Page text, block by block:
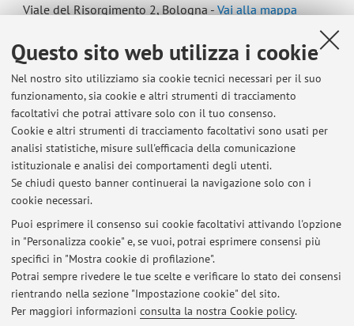
Questo sito web utilizza i cookie
Nel nostro sito utilizziamo sia cookie tecnici necessari per il suo
funzionamento, sia cookie e altri strumenti di tracciamento
facoltativi che potrai attivare solo con il tuo consenso.
Cookie e altri strumenti di tracciamento facoltativi sono usati per
analisi statistiche, misure sull'efficacia della comunicazione
istituzionale e analisi dei comportamenti degli utenti.
Se chiudi questo banner continuerai la navigazione solo con i
cookie necessari.
Puoi esprimere il consenso sui cookie facoltativi attivando l'opzione
in "Personalizza cookie" e, se vuoi, potrai esprimere consensi più
specifici in "Mostra cookie di profilazione".
Potrai sempre rivedere le tue scelte e verificare lo stato dei consensi
rientrando nella sezione "Impostazione cookie" del sito.
Per maggiori informazioni consulta la nostra Cookie policy.
Viale del Risorgimento 2, Bologna -Vai alla mappa
CIRI AEROSPAZIALE-AEROSPACE
Via Baldassarre Carnaccini 12, Forlì -Vai alla mappa
Risorse in rete
ORCID
Ultimi avvisi
Al momento non sono presenti avvisi.